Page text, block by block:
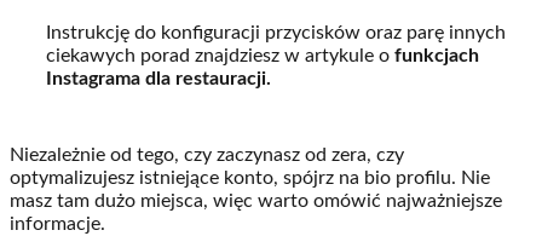
Instrukcję do konfiguracji przycisków oraz parę innych
ciekawych porad znajdziesz w artykule o funkcjach
Instagrama dla restauracji.
Niezależnie od tego, czy zaczynasz od zera, czy
optymalizujesz istniejące konto, spójrz na bio profilu. Nie
masz tam dużo miejsca, więc warto omówić najważniejsze
informacje.